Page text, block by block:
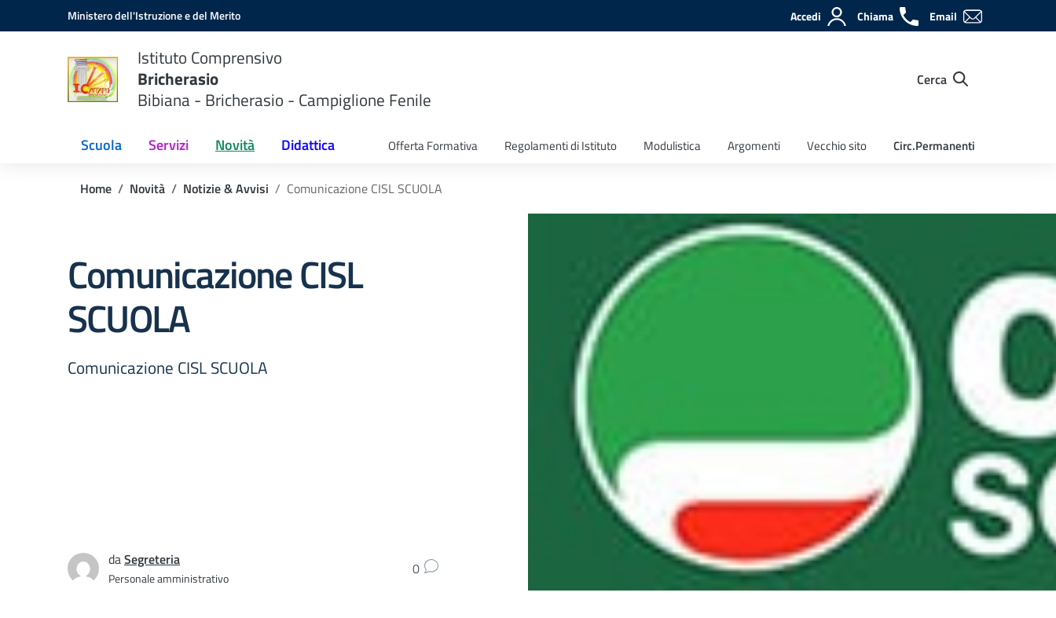
Vai ai contenuti
Vai al menu di navigazioneMinistero dell'Istruzione e del Merito Accedi Chiama Email
Istituto Comprensivo
Bricherasio
Bibiana - Bricherasio - Campiglione Fenile
Cerca
Scuola Servizi Novità Didattica Offerta Formativa Regolamenti di Istituto Modulistica Argomenti Vecchio sito Circ.Permanenti
Home Novità Notizie & Avvisi Comunicazione CISL SCUOLA
Comunicazione CISL
SCUOLA
Comunicazione CISL SCUOLA
daSegreteria
Personale amministrativo 0